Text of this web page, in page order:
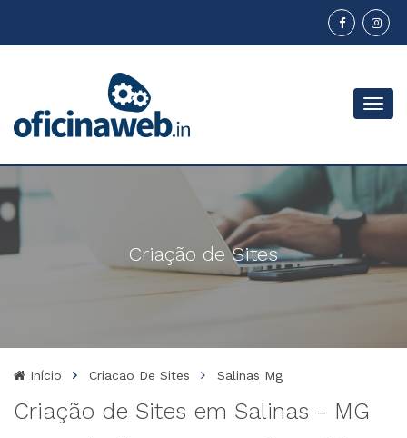
Menu
Criação de Sites
Início Criacao De Sites Salinas Mg
Criação de Sites em Salinas - MG